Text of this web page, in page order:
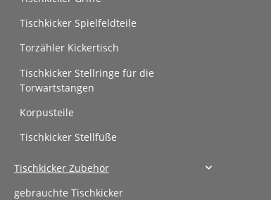
Tischkicker Spielfeldteile
Torzähler Kickertisch
Tischkicker Stellringe für die
Torwartstangen
Korpusteile
Tischkicker Stellfüße
Tischkicker Zubehör
gebrauchte Tischkicker